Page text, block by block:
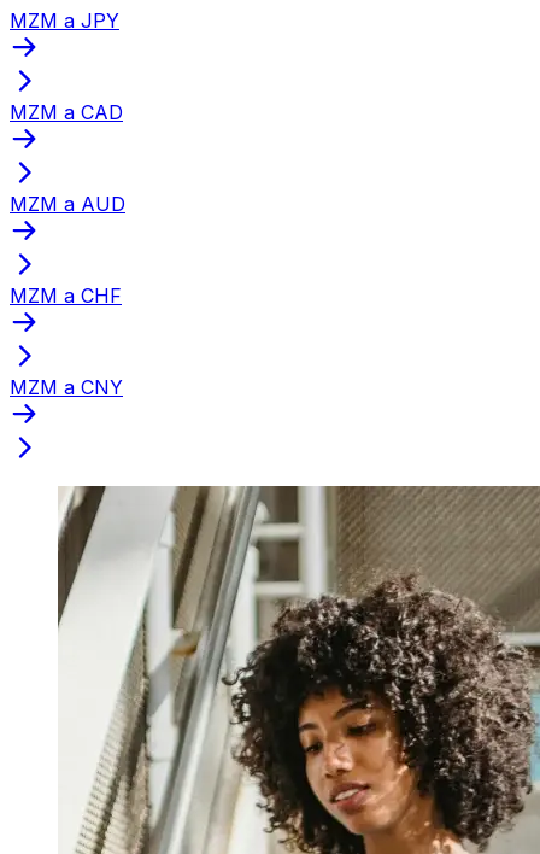
MZM a JPY
MZM a CAD
MZM a AUD
MZM a CHF
MZM a CNY